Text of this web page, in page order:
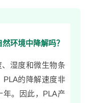
环境中降解吗？
湿度和微生物条
PLA的降解速度非
年。因此，PLA产